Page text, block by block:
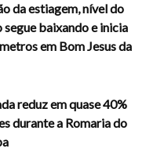
da estiagem, nível do
segue baixando e inicia
em Bom Jesus da
reduz em quase 40%
durante a Romaria do